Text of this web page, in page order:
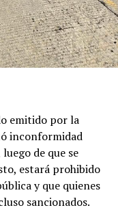
emitido por la
inconformidad
de que se
estará prohibido
y que quienes
sancionados.